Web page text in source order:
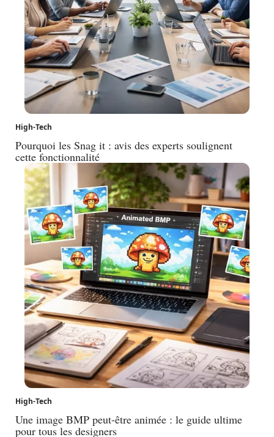
High-Tech
Pourquoi les Snag it : avis des experts soulignent
cette fonctionnalité
High-Tech
Une image BMP peut-être animée : le guide ultime
pour tous les designers